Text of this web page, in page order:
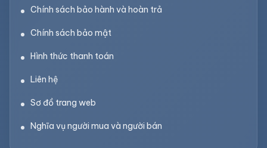
Chính sách bảo hành và hoàn trả
Chính sách bảo mật
Hình thức thanh toán
Liên hệ
Sơ đồ trang web
Nghĩa vụ người mua và người bán